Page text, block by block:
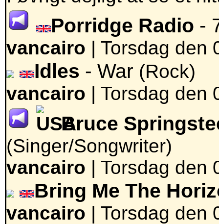
Porridge Radio -
vancairo | Torsdag den
Idles - War (Rock)
vancairo | Torsdag den
Bruce
(Singer/Songwriter)
vancairo | Torsdag den
Bring Me The
vancairo | Torsdag den